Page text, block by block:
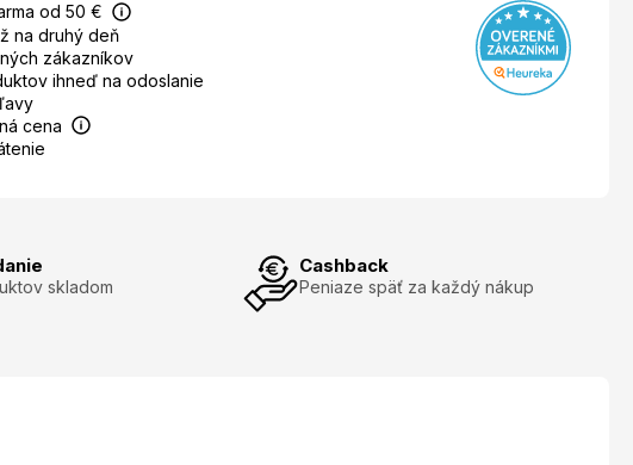
od 50 €
na druhý deň
zákazníkov
ihneď na odoslanie
cena
skladom
Cashback
Peniaze späť za každý nákup